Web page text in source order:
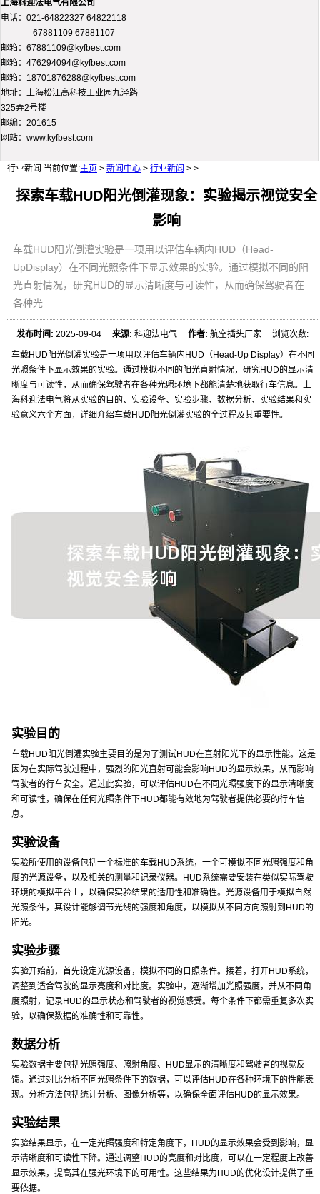
上海科迎法电气有限公司
电话：021-64822327 64822118
67881109 67881107
邮箱：67881109@kyfbest.com
邮箱：476294094@kyfbest.com
邮箱：18701876288@kyfbest.com
地址：上海松江高科技工业园九泾路
325弄2号楼
邮编：201615
网站：www.kyfbest.com
行业新闻 当前位置:主页 > 新闻中心 > 行业新闻 > >
探索车载HUD阳光倒灌现象：实验揭示视觉安全
影响
车载HUD阳光倒灌实验是一项用以评估车辆内HUD（Head-
UpDisplay）在不同光照条件下显示效果的实验。通过模拟不同的阳
光直射情况，研究HUD的显示清晰度与可读性，从而确保驾驶者在
各种光
发布时间: 2025-09-04来源: 科迎法电气作者: 航空插头厂家 浏览次数:
车载HUD阳光倒灌实验是一项用以评估车辆内HUD（Head-Up Display）在不同
光照条件下显示效果的实验。通过模拟不同的阳光直射情况，研究HUD的显示清
晰度与可读性，从而确保驾驶者在各种光照环境下都能清楚地获取行车信息。上
海科迎法电气将从实验的目的、实验设备、实验步骤、数据分析、实验结果和实
验意义六个方面，详细介绍车载HUD阳光倒灌实验的全过程及其重要性。
实验目的
车载HUD阳光倒灌实验主要目的是为了测试HUD在直射阳光下的显示性能。这是
因为在实际驾驶过程中，强烈的阳光直射可能会影响HUD的显示效果，从而影响
驾驶者的行车安全。通过此实验，可以评估HUD在不同光照强度下的显示清晰度
和可读性，确保在任何光照条件下HUD都能有效地为驾驶者提供必要的行车信
息。
实验设备
实验所使用的设备包括一个标准的车载HUD系统，一个可模拟不同光照强度和角
度的光源设备，以及相关的测量和记录仪器。HUD系统需要安装在类似实际驾驶
环境的模拟平台上，以确保实验结果的适用性和准确性。光源设备用于模拟自然
光照条件，其设计能够调节光线的强度和角度，以模拟从不同方向照射到HUD的
阳光。
实验步骤
实验开始前，首先设定光源设备，模拟不同的日照条件。接着，打开HUD系统，
调整到适合驾驶的显示亮度和对比度。实验中，逐渐增加光照强度，并从不同角
度照射，记录HUD的显示状态和驾驶者的视觉感受。每个条件下都需重复多次实
验，以确保数据的准确性和可靠性。
数据分析
实验数据主要包括光照强度、照射角度、HUD显示的清晰度和驾驶者的视觉反
馈。通过对比分析不同光照条件下的数据，可以评估HUD在各种环境下的性能表
现。分析方法包括统计分析、图像分析等，以确保全面评估HUD的显示效果。
实验结果
实验结果显示，在一定光照强度和特定角度下，HUD的显示效果会受到影响，显
示清晰度和可读性下降。通过调整HUD的亮度和对比度，可以在一定程度上改善
显示效果，提高其在强光环境下的可用性。这些结果为HUD的优化设计提供了重
要依据。